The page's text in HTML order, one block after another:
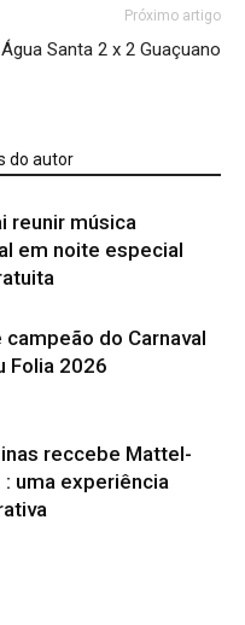
Próximo artigo
Água Santa 2 x 2 Guaçuano
do autor
reunir música
em noite especial
campeão do Carnaval
Folia 2026
reccebe Mattel-
uma experiência